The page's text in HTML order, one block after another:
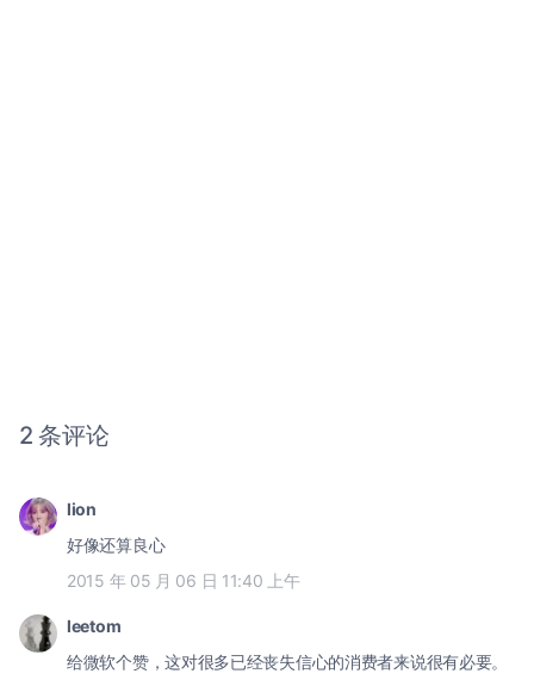
2 条评论
lion
好像还算良心
2015 年 05 月 06 日 11:40 上午
leetom
给微软个赞，这对很多已经丧失信心的消费者来说很有必要。